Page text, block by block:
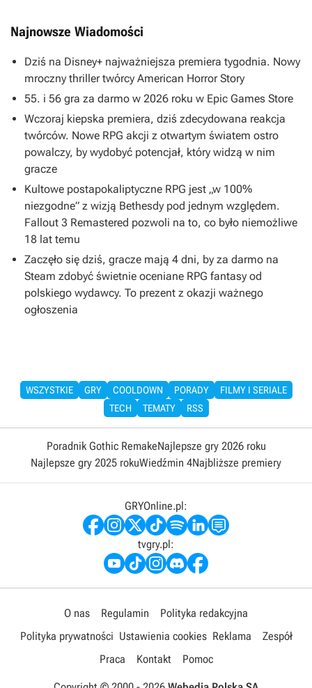
Najnowsze Wiadomości
Dziś na Disney+ najważniejsza premiera tygodnia. Nowy
mroczny thriller twórcy American Horror Story
55. i 56 gra za darmo w 2026 roku w Epic Games Store
Wczoraj kiepska premiera, dziś zdecydowana reakcja
twórców. Nowe RPG akcji z otwartym światem ostro
powalczy, by wydobyć potencjał, który widzą w nim
gracze
Kultowe postapokaliptyczne RPG jest „w 100%
niezgodne” z wizją Bethesdy pod jednym względem.
Fallout 3 Remastered pozwoli na to, co było niemożliwe
18 lat temu
Zaczęło się dziś, gracze mają 4 dni, by za darmo na
Steam zdobyć świetnie oceniane RPG fantasy od
polskiego wydawcy. To prezent z okazji ważnego
ogłoszenia
WSZYSTKIE GRY COOLDOWN PORADY
FILMY I SERIALE
TECH
TEMATY RSS
Poradnik Gothic RemakeNajlepsze gry 2026 roku
Najlepsze gry 2025 rokuWiedźmin 4Najbliższe premiery
GRYOnline.pl:
tvgry.pl:
O nas Regulamin
Polityka redakcyjna
Polityka prywatności Ustawienia cookies Reklama
Zespół
Praca
Kontakt Pomoc